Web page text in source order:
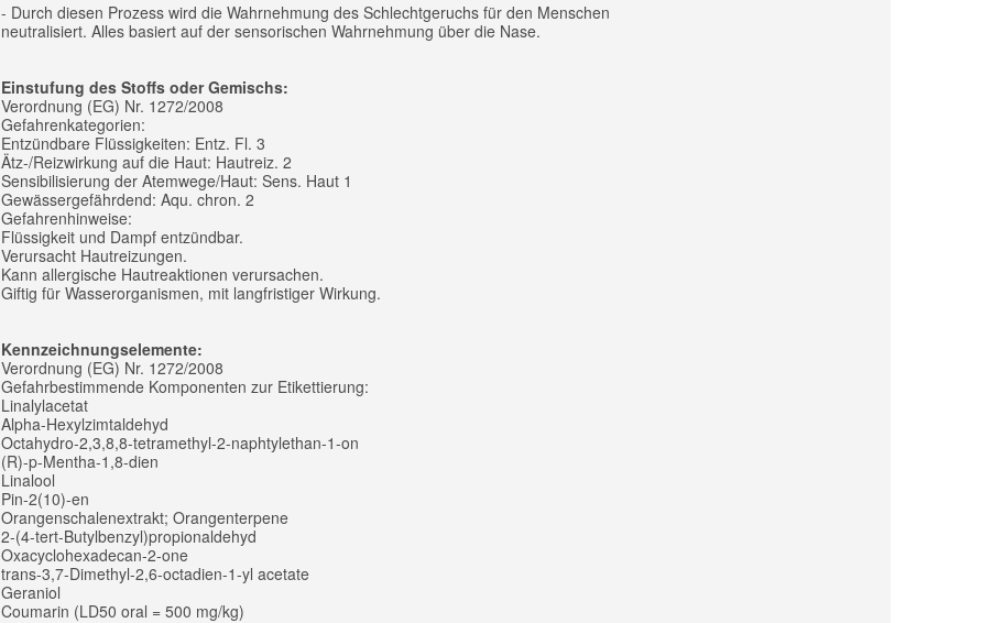
- Durch diesen Prozess wird die Wahrnehmung des Schlechtgeruchs für den Menschen
neutralisiert. Alles basiert auf der sensorischen Wahrnehmung über die Nase.
Einstufung des Stoffs oder Gemischs:
Verordnung (EG) Nr. 1272/2008
Gefahrenkategorien:
Entzündbare Flüssigkeiten: Entz. Fl. 3
Ätz-/Reizwirkung auf die Haut: Hautreiz. 2
Sensibilisierung der Atemwege/Haut: Sens. Haut 1
Gewässergefährdend: Aqu. chron. 2
Gefahrenhinweise:
Flüssigkeit und Dampf entzündbar.
Verursacht Hautreizungen.
Kann allergische Hautreaktionen verursachen.
Giftig für Wasserorganismen, mit langfristiger Wirkung.
Kennzeichnungselemente:
Verordnung (EG) Nr. 1272/2008
Gefahrbestimmende Komponenten zur Etikettierung:
Linalylacetat
Alpha-Hexylzimtaldehyd
Octahydro-2,3,8,8-tetramethyl-2-naphtylethan-1-on
(R)-p-Mentha-1,8-dien
Linalool
Pin-2(10)-en
Orangenschalenextrakt; Orangenterpene
2-(4-tert-Butylbenzyl)propionaldehyd
Oxacyclohexadecan-2-one
trans-3,7-Dimethyl-2,6-octadien-1-yl acetate
Geraniol
Coumarin (LD50 oral = 500 mg/kg)